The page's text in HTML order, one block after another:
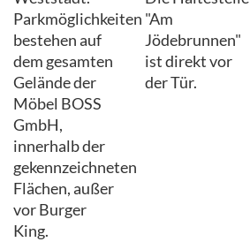
Parkmöglichkeiten
bestehen auf
dem gesamten
Gelände der
Möbel BOSS
GmbH,
innerhalb der
gekennzeichneten
Flächen, außer
vor Burger
King.
"Am
Jödebrunnen"
ist direkt vor
der Tür.